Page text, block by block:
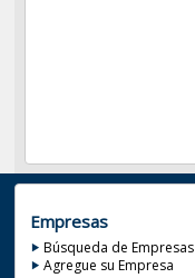
Empresas
Búsqueda de Empresas
Agregue su Empresa